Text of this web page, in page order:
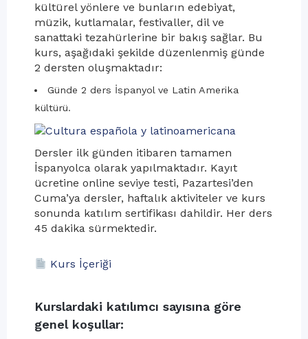
kültürel yönlere ve bunların edebiyat,
müzik, kutlamalar, festivaller, dil ve
sanattaki tezahürlerine bir bakış sağlar. Bu
kurs, aşağıdaki şekilde düzenlenmiş günde
2 dersten oluşmaktadır:
Günde 2 ders İspanyol ve Latin Amerika
kültürü.
Dersler ilk günden itibaren tamamen
İspanyolca olarak yapılmaktadır. Kayıt
ücretine online seviye testi, Pazartesi’den
Cuma’ya dersler, haftalık aktiviteler ve kurs
sonunda katılım sertifikası dahildir. Her ders
45 dakika sürmektedir.
Kurs İçeriği
Kurslardaki katılımcı sayısına göre
genel koşullar: